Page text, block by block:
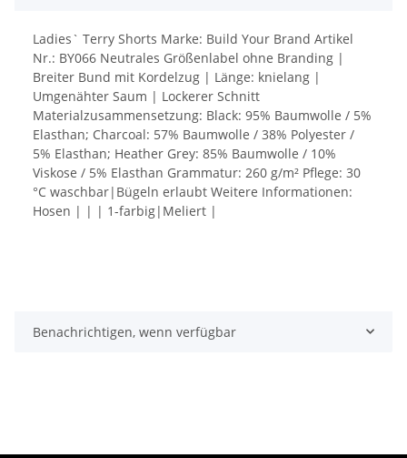
Ladies` Terry Shorts Marke: Build Your Brand Artikel
Nr.: BY066 Neutrales Größenlabel ohne Branding |
Breiter Bund mit Kordelzug | Länge: knielang |
Umgenähter Saum | Lockerer Schnitt
Materialzusammensetzung: Black: 95% Baumwolle / 5%
Elasthan; Charcoal: 57% Baumwolle / 38% Polyester /
5% Elasthan; Heather Grey: 85% Baumwolle / 10%
Viskose / 5% Elasthan Grammatur: 260 g/m² Pflege: 30
°C waschbar|Bügeln erlaubt Weitere Informationen:
Hosen | | | 1-farbig|Meliert |
Benachrichtigen, wenn verfügbar